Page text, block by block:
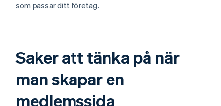
som passar ditt företag.
Saker att tänka på när
man skapar en
medlemssida